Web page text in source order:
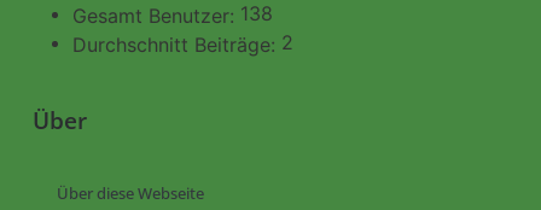
Gesamt Benutzer: 138
Durchschnitt Beiträge: 2
Über
Über diese Webseite